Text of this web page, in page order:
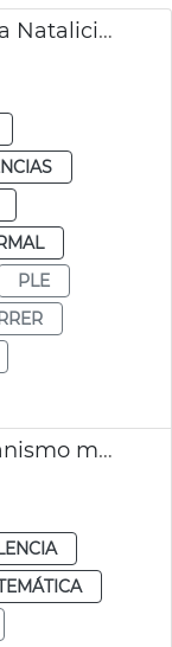
Declaración patrimonial Casa Natalicia San Vicente Ferrer y Teatro Olympia València
PLE
Pleno aprueba creación organismo municipal València Sostenible